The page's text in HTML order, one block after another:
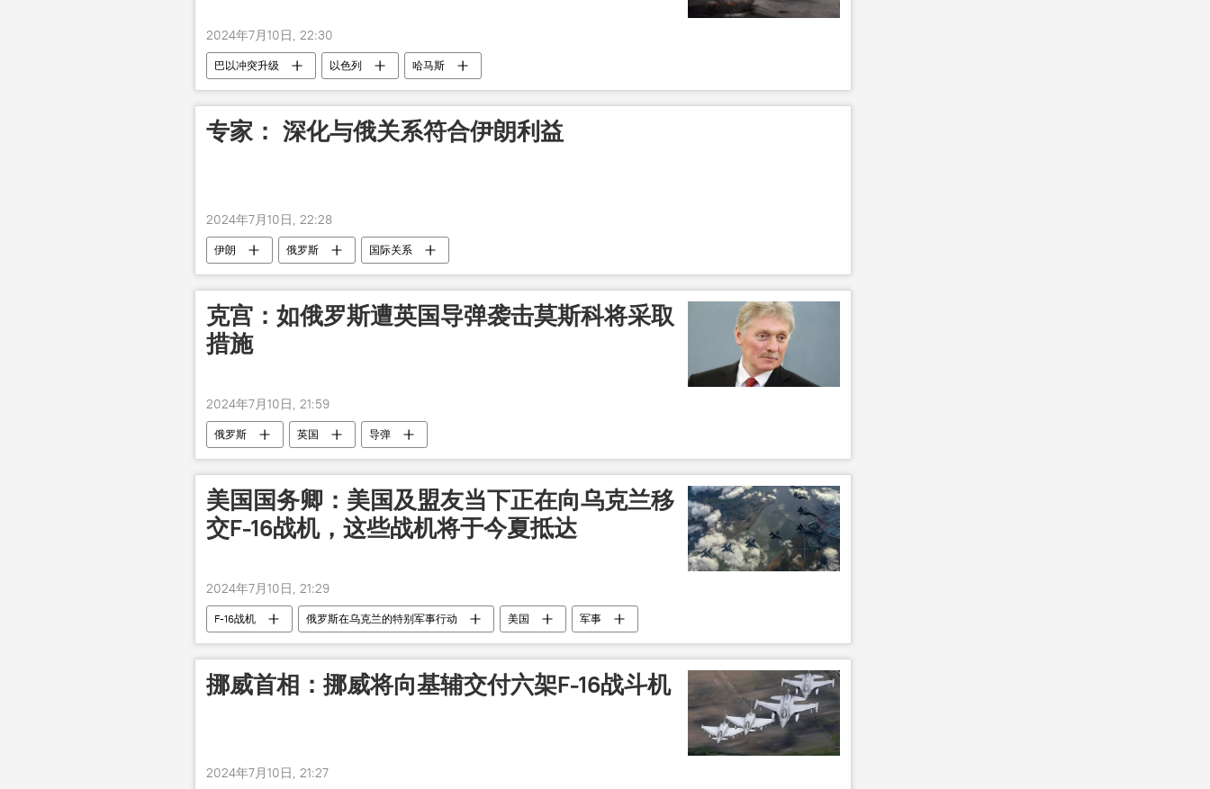
2024年7月10日, 22:30
巴以冲突升级 以色列 哈马斯
专家： 深化与俄关系符合伊朗利益
2024年7月10日, 22:28
伊朗 俄罗斯 国际关系
克宫：如俄罗斯遭英国导弹袭击莫斯科将采取
措施
2024年7月10日, 21:59
俄罗斯 英国 导弹
美国国务卿：美国及盟友当下正在向乌克兰移
交F-16战机，这些战机将于今夏抵达
2024年7月10日, 21:29
F-16战机 俄罗斯在乌克兰的特别军事行动 美国 军事
挪威首相：挪威将向基辅交付六架F-16战斗机
2024年7月10日, 21:27